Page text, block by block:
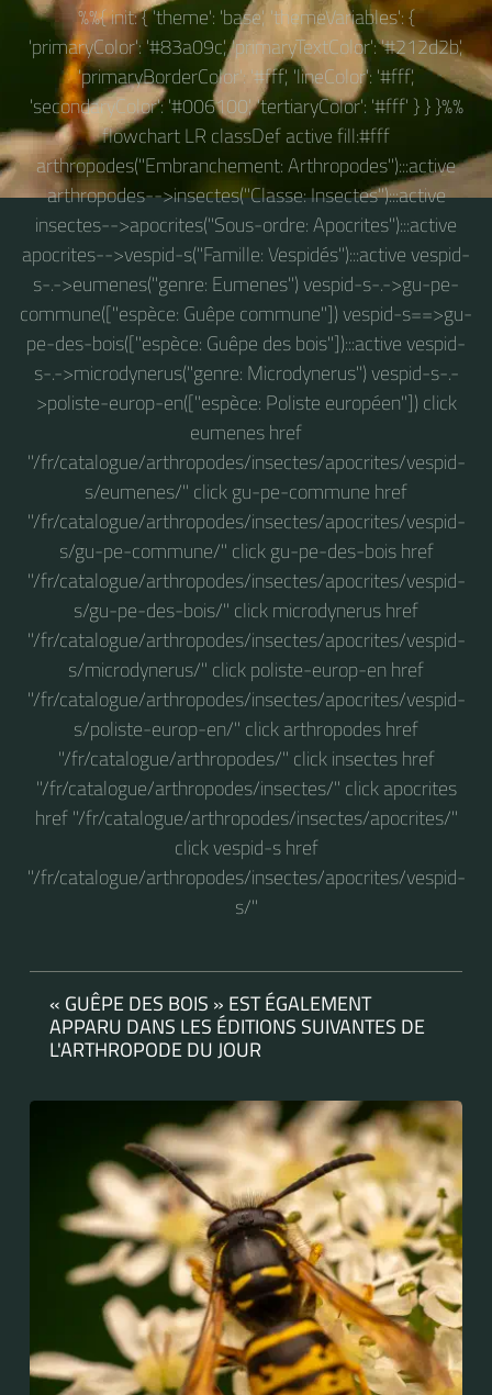
%%{ init: { 'theme': 'base', 'themeVariables': {
'primaryColor': '#83a09c', 'primaryTextColor': '#212d2b',
'primaryBorderColor': '#fff', 'lineColor': '#fff',
'secondaryColor': '#006100', 'tertiaryColor': '#fff' } } }%%
flowchart LR classDef active fill:#fff
arthropodes("Embranchement: Arthropodes"):::active
arthropodes-->insectes("Classe: Insectes"):::active
insectes-->apocrites("Sous-ordre: Apocrites"):::active
apocrites-->vespid-s("Famille: Vespidés"):::active vespid-
s-.->eumenes("genre: Eumenes") vespid-s-.->gu-pe-
commune(["espèce: Guêpe commune"]) vespid-s==>gu-
pe-des-bois(["espèce: Guêpe des bois"]):::active vespid-
s-.->microdynerus("genre: Microdynerus") vespid-s-.-
>poliste-europ-en(["espèce: Poliste européen"]) click
eumenes href
"/fr/catalogue/arthropodes/insectes/apocrites/vespid-
s/eumenes/" click gu-pe-commune href
"/fr/catalogue/arthropodes/insectes/apocrites/vespid-
s/gu-pe-commune/" click gu-pe-des-bois href
"/fr/catalogue/arthropodes/insectes/apocrites/vespid-
s/gu-pe-des-bois/" click microdynerus href
"/fr/catalogue/arthropodes/insectes/apocrites/vespid-
s/microdynerus/" click poliste-europ-en href
"/fr/catalogue/arthropodes/insectes/apocrites/vespid-
s/poliste-europ-en/" click arthropodes href
"/fr/catalogue/arthropodes/" click insectes href
"/fr/catalogue/arthropodes/insectes/" click apocrites
href "/fr/catalogue/arthropodes/insectes/apocrites/"
click vespid-s href
"/fr/catalogue/arthropodes/insectes/apocrites/vespid-
s/"
« GUÊPE DES BOIS » EST ÉGALEMENT
APPARU DANS LES ÉDITIONS SUIVANTES DE
L'ARTHROPODE DU JOUR